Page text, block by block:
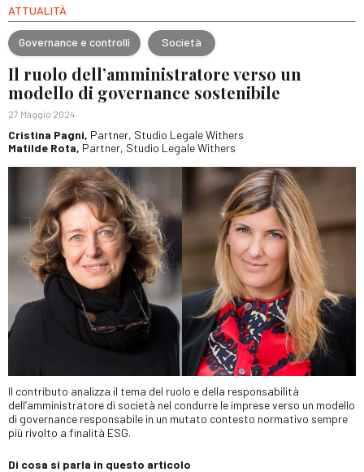
ATTUALITÀ
Governance e controlli Società
Il ruolo dell’amministratore verso un
modello di governance sostenibile
27 Maggio 2024
Cristina Pagni, Partner, Studio Legale Withers
Matilde Rota, Partner, Studio Legale Withers
Il contributo analizza il tema del ruolo e della responsabilità
dell’amministratore di società nel condurre le imprese verso un modello
di governance responsabile in un mutato contesto normativo sempre
più rivolto a finalità ESG.
Di cosa si parla in questo articolo